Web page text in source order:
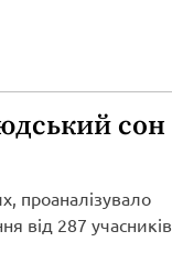
сон
проаналізувало
від 287 учасників